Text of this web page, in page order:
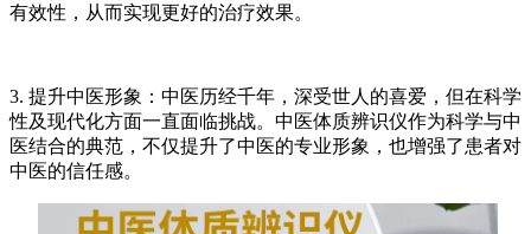
有效性，从而实现更好的治疗效果。
3. 提升中医形象：中医历经千年，深受世人的喜爱，但在科学
性及现代化方面一直面临挑战。中医体质辨识仪作为科学与中
医结合的典范，不仅提升了中医的专业形象，也增强了患者对
中医的信任感。